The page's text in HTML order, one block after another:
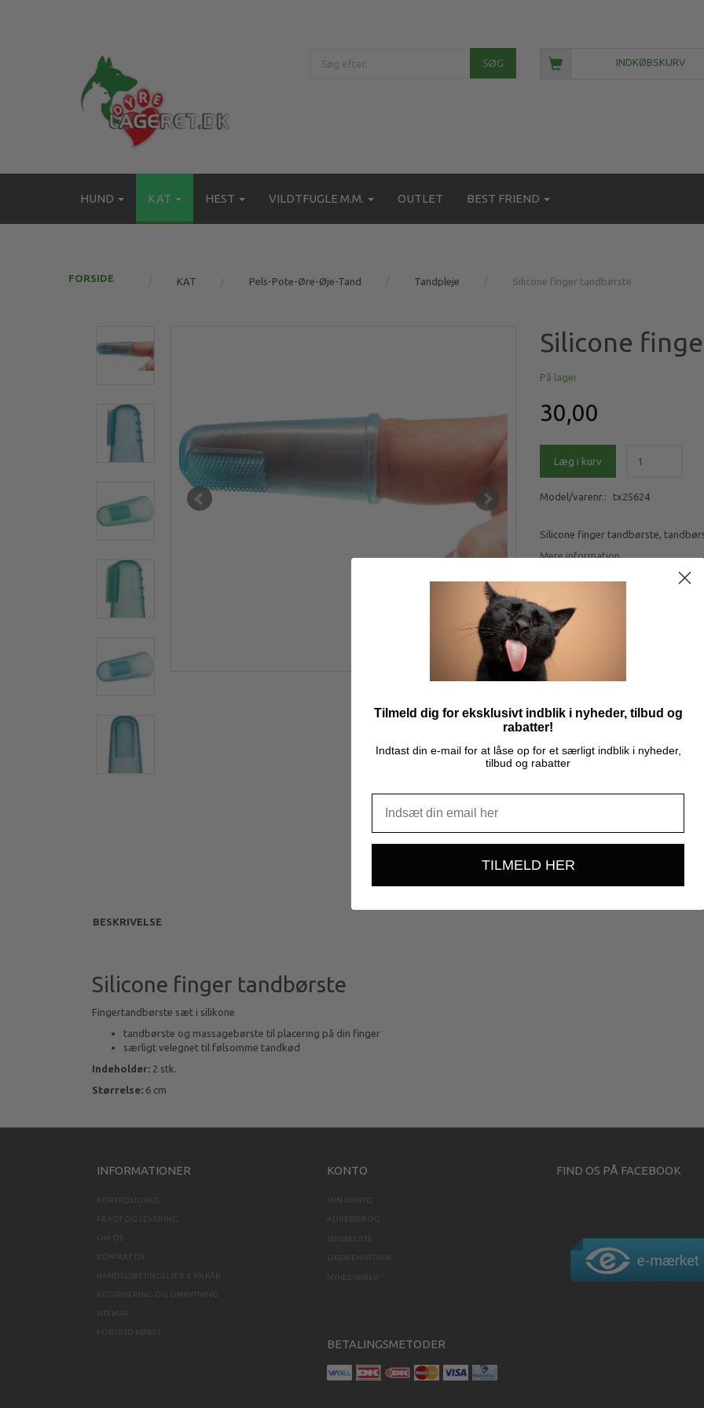
SØG INDKØBSKURV
HUND KAT HEST VILDTFUGLE M.M. OUTLET BEST FRIEND
FORSIDE KAT Pels-Pote-Øre-Øje-Tand Tandpleje Silicone finger tandbørste
Silicone
På lager
30,00
Læg i kurv
Model/varenr.: tx25624
Silicone finger tandbørste,
Mere information
BESKRIVELSE
Silicone finger tandbørste
Fingertandbørste sæt i silikone
tandbørste og massagebørste til placering på din finger
særligt velegnet til følsomme tandkød
Indeholder: 2 stk.
Størrelse: 6 cm
INFORMATIONER
FORTROLIGHED
FRAGT OG LEVERING
OM OS
KONTAKT OS
HANDELSBETINGELSER & VILKÅR
RETURNERING OG OMBYTNING
SITEMAP
FORTRYD KØBET
KONTO
MIN KONTO
ADRESSEBOG
ØNSKELISTE
ORDREHISTORIK
NYHEDSBREV
BETALINGSMETODER
FIND OS PÅ FACEBOOK
Tilmeld dig for eksklusivt indblik i nyheder, tilbud og
rabatter!
Indtast din e-mail for at låse op for et særligt indblik i nyheder,
tilbud og rabatter
TILMELD HER